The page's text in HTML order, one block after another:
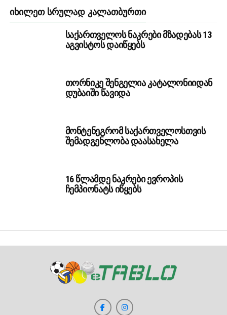
ᲘᲮᲘᲚᲔᲗ ᲡᲠᲣᲚᲐᲓ ᲙᲐᲚᲐᲗᲑᲣᲠᲗᲘ
საქართველოს ნაკრები მზადებას 13
აგვისტოს დაიწყებს
თორნიკე შენგელია კატალონიიდან
დუბაიში წავიდა
მონტენეგრომ საქართველოსთვის
შემადგენლობა დაასახელა
16 წლამდე ნაკრები ევროპის
ჩემპიონატს იწყებს